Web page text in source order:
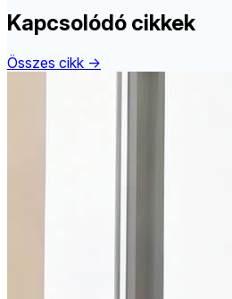
Kapcsolódó cikkek
Összes cikk →